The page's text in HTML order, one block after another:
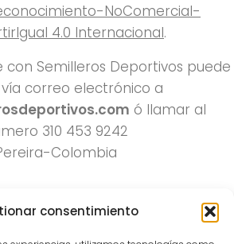
consentimiento
NoComercial-
4.0 Internacional.
con Semilleros Deportivos puede
correo electrónico a
ó llamar al
310 453 9242
Colombia